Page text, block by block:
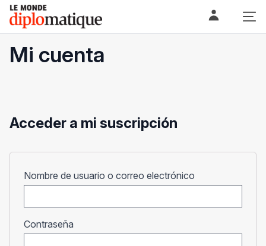
Skip
content
Le monde diplomatique
Mi cuenta
Acceder a mi suscripción
Nombre de usuario o correo electrónico
Contraseña